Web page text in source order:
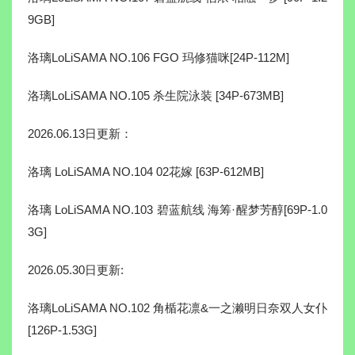
9GB]
洛璃LoLiSAMA NO.106 FGO 玛修猫咪[24P-112M]
洛璃LoLiSAMA NO.105 杀生院泳装 [34P-673MB]
2026.06.13日更新：
洛璃 LoLiSAMA NO.104 02花嫁 [63P-612MB]
洛璃 LoLiSAMA NO.103 碧蓝航线 海筹·醒梦芳醇[69P-1.0
3G]
2026.05.30日更新:
洛璃LoLiSAMA NO.102 角楯花凛&一之濑明日奈双人女仆
[126P-1.53G]